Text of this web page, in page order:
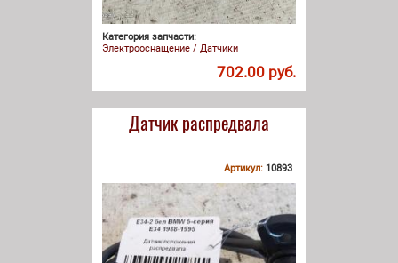
Категория запчасти:
Электрооснащение / Датчики
702.00 руб.
Датчик распредвала
Артикул: 10893